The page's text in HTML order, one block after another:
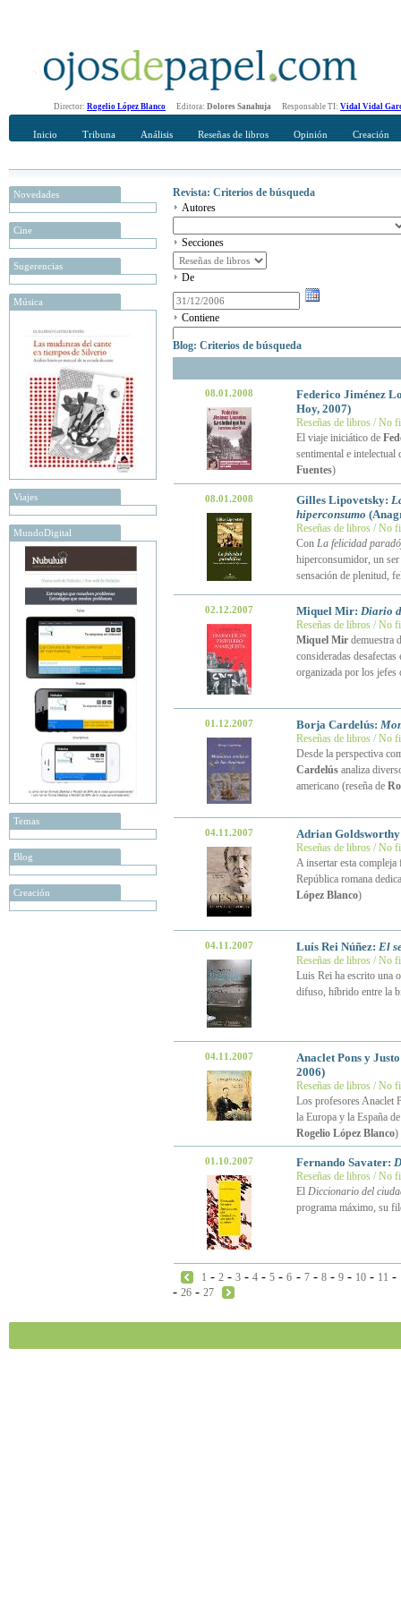
Director: Rogelio López Blanco Editora: Dolores Sanahuja Responsable TI: Vidal Vidal
Inicio Tribuna Análisis Reseñas de libros Opinión Creación
Novedades
Cine
Sugerencias
Música
Viajes
MundoDigital
Temas
Blog
Creación
Revista: Criterios de búsqueda
Autores
Secciones
De
Contiene
Blog: Criterios de búsqueda
08.01.2008
Federico Jiménez
Hoy, 2007)
Reseñas de libros / No
El viaje iniciático de
sentimental e intelectual
Fuentes)
08.01.2008 Gilles Lipovetsky:
hiperconsumo
Reseñas de libros / No
Con La felicidad
hiperconsumidor, un ser
sensación de plenitud,
02.12.2007 Miquel Mir: Diario
Reseñas de libros / No
Miquel Mirdemuestra
consideradas
organizada por los
01.12.2007 Borja Cardelús:
Reseñas de libros / No
Desde la perspectiva
Cardelúsanaliza
americano (reseña de
04.11.2007 Adrian
Reseñas de libros / No
A insertar esta compleja
República romana
López Blanco)
04.11.2007 Luís Rei Núñez: El
Reseñas de libros / No
Luis Rei ha escrito una
difuso, híbrido entre la
04.11.2007
Anaclet Pons y
2006)
Reseñas de libros / No
Los profesores Anaclet
la Europa y la España
Rogelio López Blanco)
01.10.2007 Fernando Savater:
Reseñas de libros / No
El Diccionario del
programa máximo, su
1 -2 -3 -4 -5 -6 - 7- 8- 9- 10- 11 -
- 26 - 27